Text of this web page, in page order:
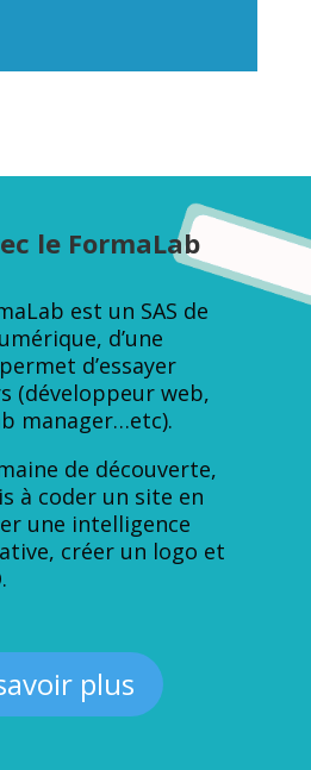
le FormaLab
est un SAS de
d’une
d’essayer
(développeur web,
manager…etc).
de découverte,
à coder un site en
une intelligence
créer un logo et
plus